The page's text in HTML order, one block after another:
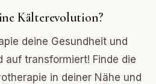
Kälterevolution?
deine Gesundheit und
auf transformiert! Finde die
in deiner Nähe und